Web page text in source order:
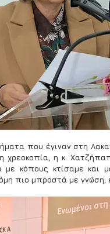
που έγιναν στη
η κ.
με κόπους κτίσαμε
πιο μπροστά με γνώση,